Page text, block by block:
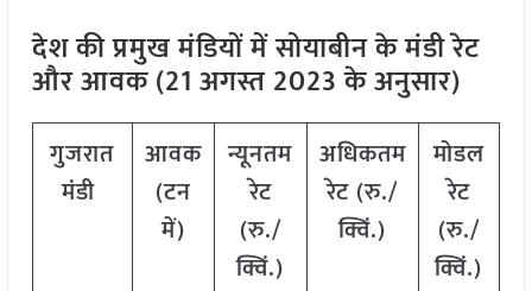
देश की प्रमुख मंडियों में सोयाबीन के मंडी रेट
और आवक (21 अगस्त 2023 के अनुसार)
गुजरात
मंडी
आवक
(टन
में)
न्यूनतम
रेट
(रु./
क्विं.)
अधिकतम
रेट (रु./
क्विं.)
मोडल
रेट
(रु./
क्विं.)